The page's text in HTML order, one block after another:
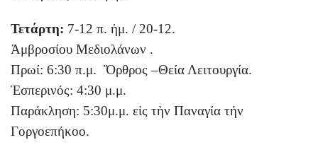
Τετάρτη: 7-12 π. ἡμ. / 20-12.
Ἀμβροσίου Μεδιολάνων .
Πρωί: 6:30 π.μ. Ὄρθρος –Θεία Λειτουργία.
Ἑσπερινός: 4:30 μ.μ.
Παράκληση: 5:30μ.μ. εἰς τὴν Παναγία τήν
Γοργοεπήκοο.